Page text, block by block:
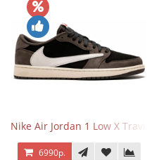
Nike Air Jordan 1 Low X Travis
6990р.